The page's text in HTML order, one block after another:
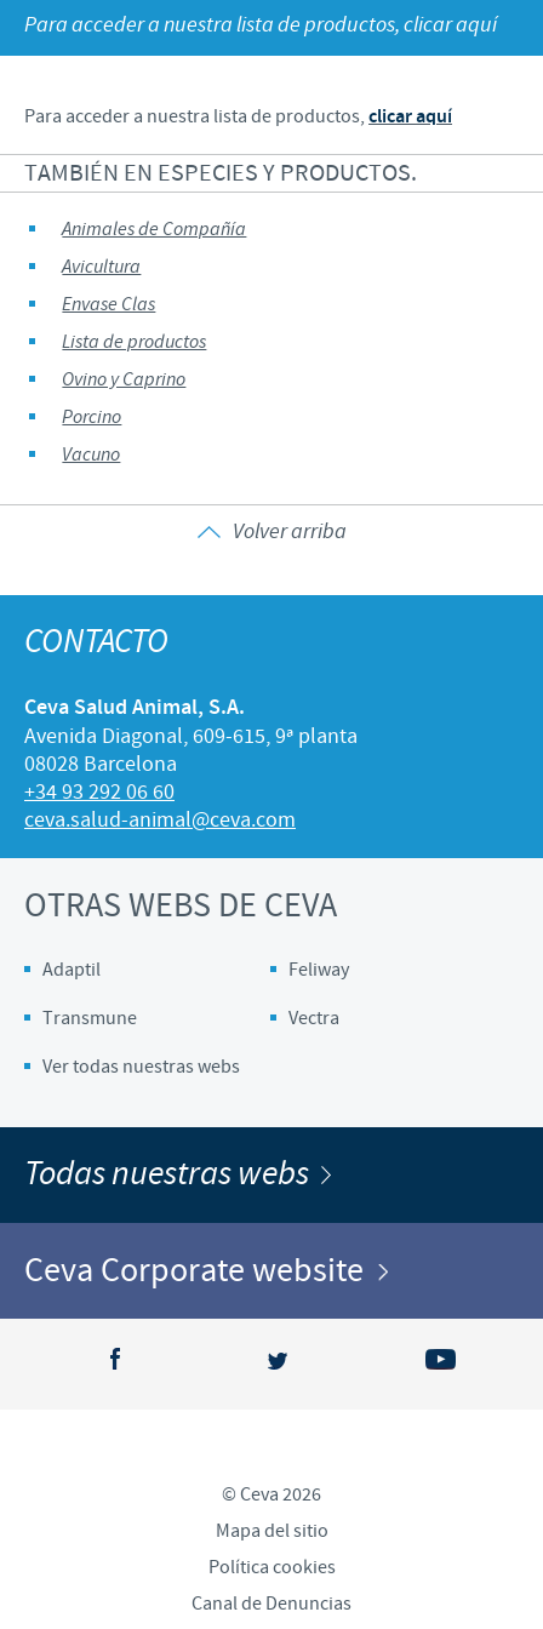
Historia
Visión
Valores
Investigación y Desarrollo
Ovino y Caprino
Porcino
Vacuno
Enfoque sobre la responsabilidad
Para acceder a nuestra lista de productos, clicar aquí
Para acceder a nuestra lista de productos, clicar aquí
TAMBIÉN EN ESPECIES Y PRODUCTOS.
Animales de Compañía
Avicultura
Envase Clas
Lista de productos
Ovino y Caprino
Porcino
Vacuno
Volver arriba
CONTACTO
Ceva Salud Animal, S.A.
Avenida Diagonal, 609-615, 9ª planta
08028 Barcelona
+34 93 292 06 60
ceva.salud-animal@ceva.com
OTRAS WEBS DE CEVA
Adaptil
Feliway
Transmune
Vectra
Ver todas nuestras webs
Todas nuestras webs
Ceva Corporate website
© Ceva 2026
Mapa del sitio
Política cookies
Canal de Denuncias